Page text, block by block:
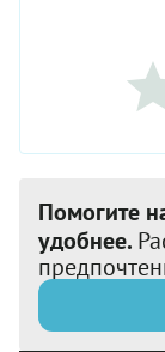
Помогите
удобнее.